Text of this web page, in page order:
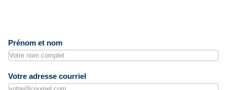
Prénom et nom
Votre adresse courriel